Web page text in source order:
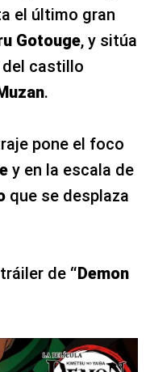
el último gran
Gotouge, y sitúa
castillo
.
pone el foco
y en la escala de
que se desplaza
de “Demon